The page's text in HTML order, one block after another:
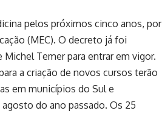
pelos próximos cinco anos, por
(MEC). O decreto já foi
Temer para entrar em vigor.
a criação de novos cursos terão
em municípios do Sul e
agosto do ano passado. Os 25